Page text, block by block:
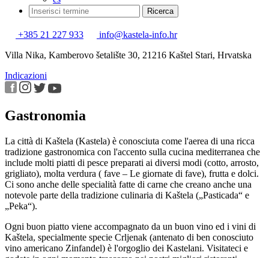
+385 21 227 933
info@kastela-info.hr
Villa Nika, Kamberovo šetalište 30, 21216 Kaštel Stari, Hrvatska
Indicazioni
Gastronomia
La città di Kaštela (Kastela) è conosciuta come l'aerea di una ricca
tradizione gastronomica con l'accento sulla cucina mediterranea che
include molti piatti di pesce preparati ai diversi modi (cotto, arrosto,
grigliato), molta verdura ( fave – Le giornate di fave), frutta e dolci.
Ci sono anche delle specialità fatte di carne che creano anche una
notevole parte della tradizione culinaria di Kaštela („Pasticada“ e
„Peka“).
Ogni buon piatto viene accompagnato da un buon vino ed i vini di
Kaštela, specialmente specie Crljenak (antenato di ben conosciuto
vino americano Zinfandel) è l'orgoglio dei Kastelani. Visitateci e